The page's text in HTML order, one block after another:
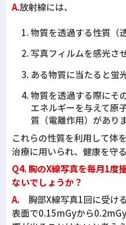
A.放射線には、
物質を透過する性質（
写真フィルムを感光さ
ある物質に当たると蛍
物質を透過する際にそ
エネルギーを与えて原
質（電離作用）がありま
これらの性質を利用して体
治療に用いられ、健康を守
Q4. 胸のX線写真を毎月1度
ないでしょうか？
A. 胸部X線写真1回に受け
表面で0.15mGyから